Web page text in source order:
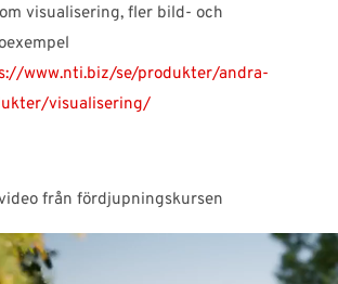
visualisering, fler bild- och
www.nti.biz/se/produkter/andra-
visualisering/
från fördjupningskursen